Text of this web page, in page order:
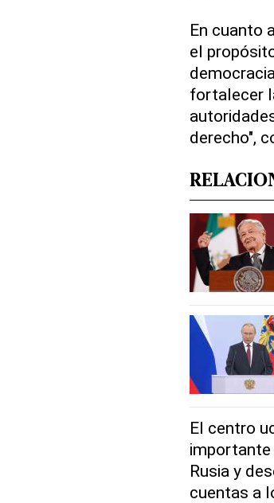
En cuanto
el
fortalecer
derecho",
El centro
importante
Rusia y
cuentas a